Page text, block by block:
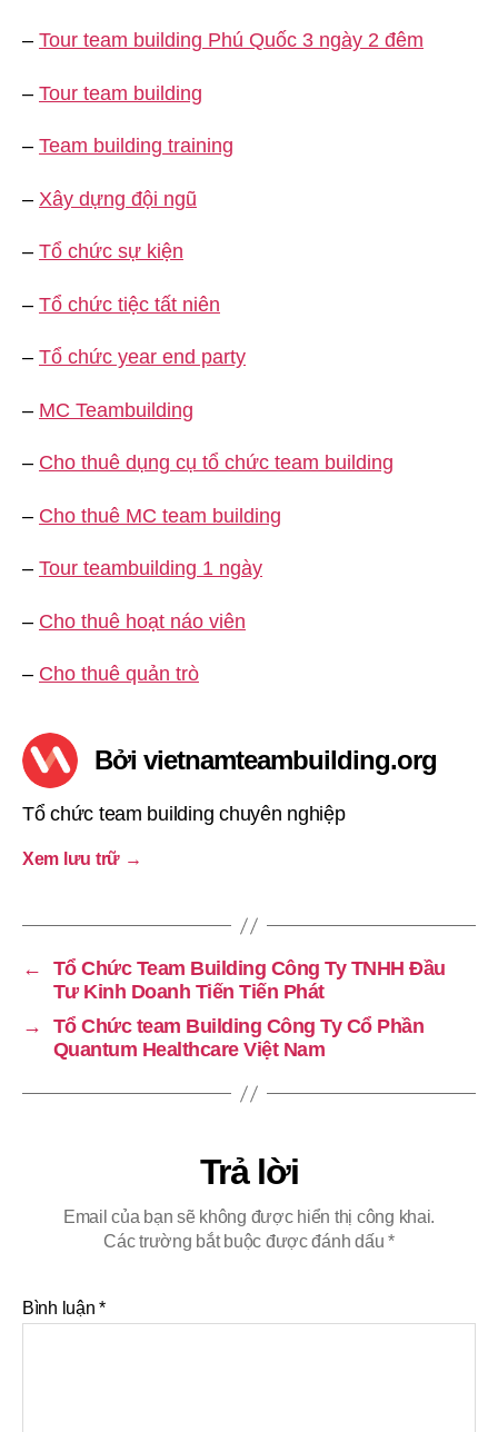
– Tour team building Phú Quốc 3 ngày 2 đêm
– Tour team building
– Team building training
– Xây dựng đội ngũ
– Tổ chức sự kiện
– Tổ chức tiệc tất niên
– Tổ chức year end party
– MC Teambuilding
– Cho thuê dụng cụ tổ chức team building
– Cho thuê MC team building
– Tour teambuilding 1 ngày
– Cho thuê hoạt náo viên
– Cho thuê quản trò
Bởi vietnamteambuilding.org
Tổ chức team building chuyên nghiệp
Xem lưu trữ →
←
Tổ Chức Team Building Công Ty TNHH Đầu
Tư Kinh Doanh Tiến Tiến Phát
→
Tổ Chức team Building Công Ty Cổ Phần
Quantum Healthcare Việt Nam
Trả lời
Email của bạn sẽ không được hiển thị công khai.
Các trường bắt buộc được đánh dấu*
Bình luận*